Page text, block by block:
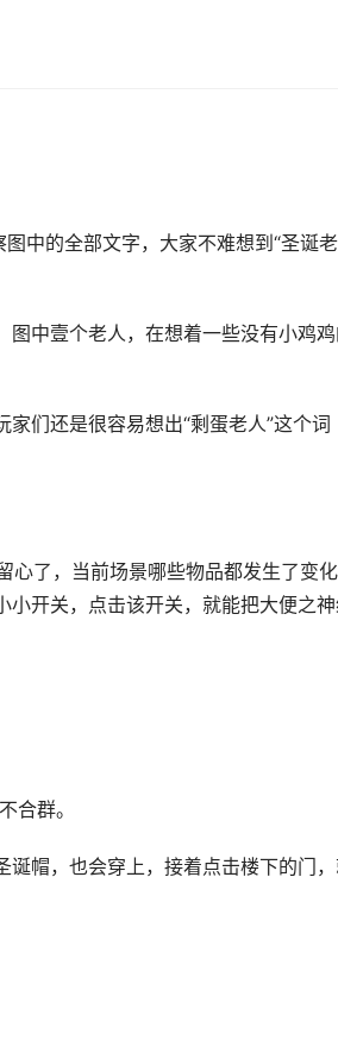
中的全部文字，大家不难想到“圣诞老
图中壹个老人，在想着一些没有小鸡
们还是很容易想出“剩蛋老人”这个词
心了，当前场景哪些物品都发生了变
小开关，点击该开关，就能把大便之
合群。
诞帽，也会穿上，接着点击楼下的门